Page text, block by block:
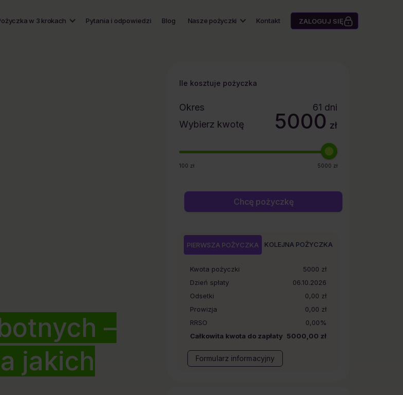
w 3 krokach Pytania i odpowiedzi Blog Nasze pożyczki Kontakt ZALOGUJ SIĘ
–
jakich
Ile kosztuje pożyczka
Okres 61 dni
Wybierz kwotę
5000 zł
100 zł 5000 zł
Chcę pożyczkę
PIERWSZA POŻYCZKA KOLEJNA POŻYCZKA
Kwota pożyczki 5000 zł
Dzień spłaty
06.10.2026
Odsetki
0,00 zł
Prowizja
0,00 zł
RRSO
0,00%
Całkowita kwota do zapłaty 5000,00 zł
Formularz informacyjny